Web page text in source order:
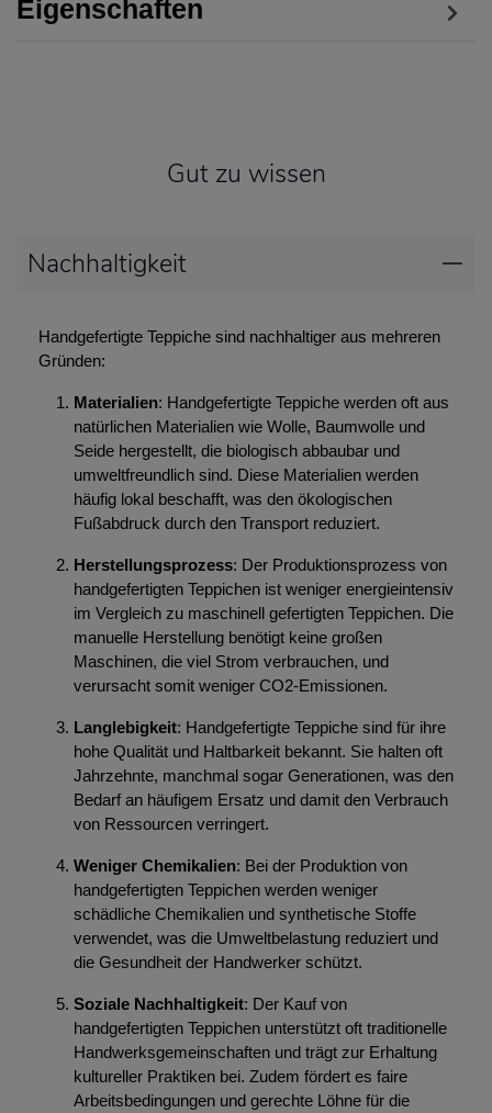
Eigenschaften
Gut zu wissen
Nachhaltigkeit
Handgefertigte Teppiche sind nachhaltiger aus mehreren
Gründen:
Materialien: Handgefertigte Teppiche werden oft aus
natürlichen Materialien wie Wolle, Baumwolle und
Seide hergestellt, die biologisch abbaubar und
umweltfreundlich sind. Diese Materialien werden
häufig lokal beschafft, was den ökologischen
Fußabdruck durch den Transport reduziert.
Herstellungsprozess: Der Produktionsprozess von
handgefertigten Teppichen ist weniger energieintensiv
im Vergleich zu maschinell gefertigten Teppichen. Die
manuelle Herstellung benötigt keine großen
Maschinen, die viel Strom verbrauchen, und
verursacht somit weniger CO2-Emissionen.
Langlebigkeit: Handgefertigte Teppiche sind für ihre
hohe Qualität und Haltbarkeit bekannt. Sie halten oft
Jahrzehnte, manchmal sogar Generationen, was den
Bedarf an häufigem Ersatz und damit den Verbrauch
von Ressourcen verringert.
Weniger Chemikalien: Bei der Produktion von
handgefertigten Teppichen werden weniger
schädliche Chemikalien und synthetische Stoffe
verwendet, was die Umweltbelastung reduziert und
die Gesundheit der Handwerker schützt.
Soziale Nachhaltigkeit: Der Kauf von
handgefertigten Teppichen unterstützt oft traditionelle
Handwerksgemeinschaften und trägt zur Erhaltung
kultureller Praktiken bei. Zudem fördert es faire
Arbeitsbedingungen und gerechte Löhne für die